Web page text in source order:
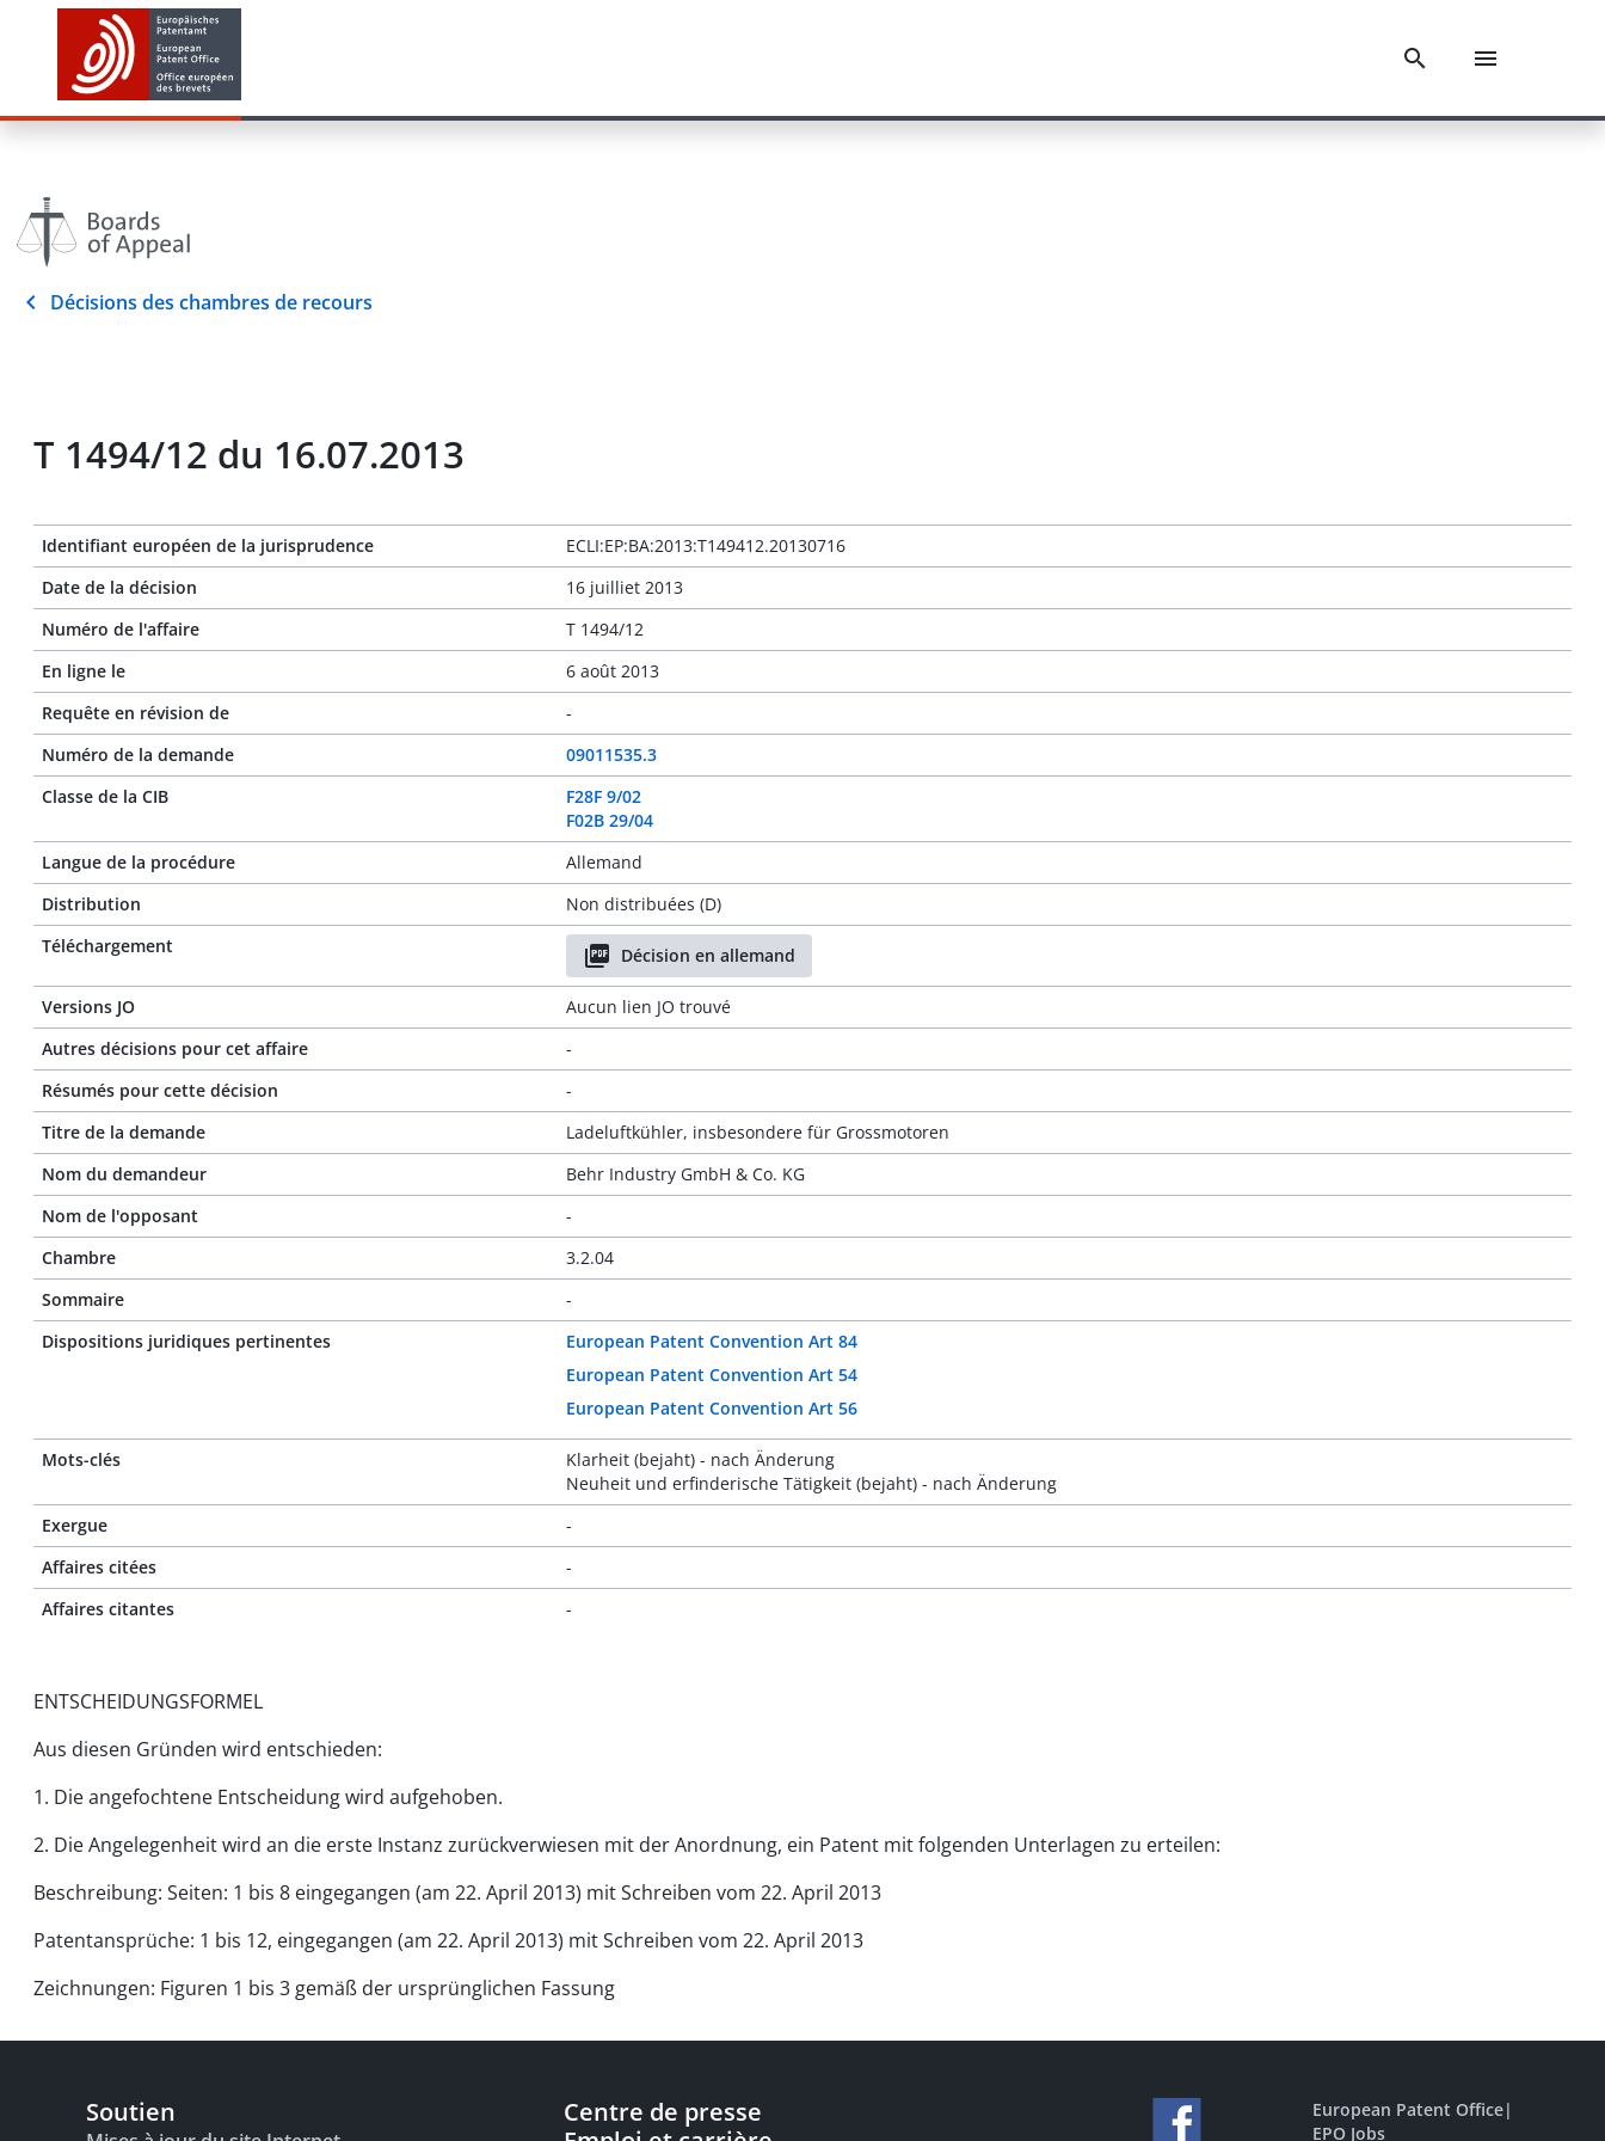
Décisions des chambres de recours
T 1494/12 du 16.07.2013
Identifiant européen de la jurisprudence
ECLI:EP:BA:2013:T149412.20130716
Date de la décision
16 juilliet 2013
Numéro de l'affaire
T 1494/12
En ligne le
6 août 2013
Requête en révision de
-
Numéro de la demande
09011535.3
Classe de la CIB
F28F 9/02
F02B 29/04
Langue de la procédure
Allemand
Distribution
Non distribuées (D)
Téléchargement
Décision en allemand
Versions JO
Aucun lien JO trouvé
Autres décisions pour cet affaire
-
Résumés pour cette décision
-
Titre de la demande
Ladeluftkühler, insbesondere für Grossmotoren
Nom du demandeur
Behr Industry GmbH & Co. KG
Nom de l'opposant
-
Chambre
3.2.04
Sommaire
-
Dispositions juridiques pertinentes
European Patent Convention Art 84
European Patent Convention Art 54
European Patent Convention Art 56
Mots-clés
Klarheit (bejaht) - nach Änderung
Neuheit und erfinderische Tätigkeit (bejaht) - nach Änderung
Exergue
-
Affaires citées
-
Affaires citantes
-
ENTSCHEIDUNGSFORMEL
Aus diesen Gründen wird entschieden:
1. Die angefochtene Entscheidung wird aufgehoben.
2. Die Angelegenheit wird an die erste Instanz zurückverwiesen mit der Anordnung, ein Patent mit folgenden Unterlagen zu erteilen:
Beschreibung: Seiten: 1 bis 8 eingegangen (am 22. April 2013) mit Schreiben vom 22. April 2013
Patentansprüche: 1 bis 12, eingegangen (am 22. April 2013) mit Schreiben vom 22. April 2013
Zeichnungen: Figuren 1 bis 3 gemäß der ursprünglichen Fassung
Soutien
Centre de presse
European Patent Office|
EPO Jobs